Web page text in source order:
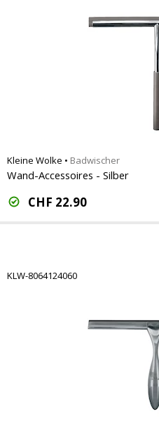
Kleine Wolke • Badwischer
Wand-Accessoires - Silber
CHF 22.90
KLW-8064124060